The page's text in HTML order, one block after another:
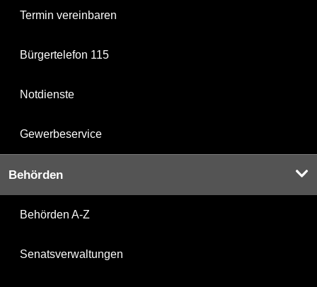
Termin vereinbaren
Bürgertelefon 115
Notdienste
Gewerbeservice
Behörden
Behörden A-Z
Senatsverwaltungen